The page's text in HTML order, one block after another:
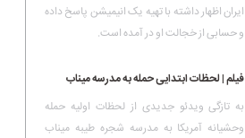
ایران اظهار داشته با تهیه یک انیمیشن پاسخ داده
و حسابی از خجالت او در آمده است.
فیلم | لحظات ابتدایی حمله به مدرسه میناب
به تازگی ویدئو جدیدی از لحظات اولیه حمله
وحشیانه آمریکا به مدرسه شجره طیبه میناب